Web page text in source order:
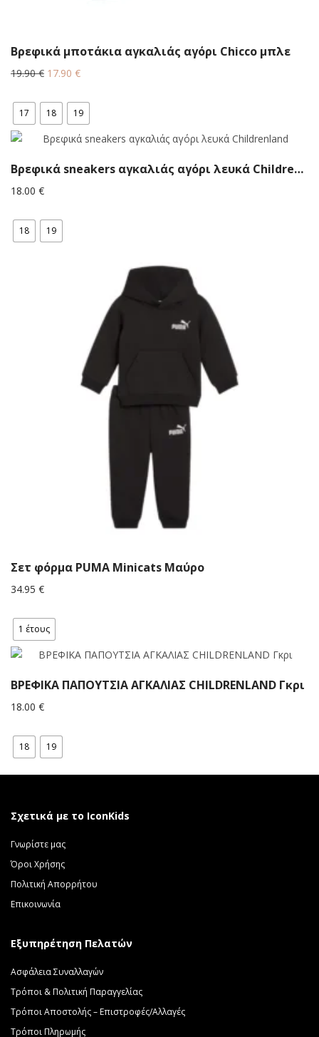
Βρεφικά μποτάκια αγκαλιάς αγόρι Chicco μπλε
19.90€ Original
was:
19.90 €.
17.90 €Η
τιμή
είναι:
17.90 €.
17 18 19
Bρεφικά sneakers αγκαλιάς αγόρι λευκά Childrenland
18.00 €
18 19
Σετ φόρμα PUMA Minicats Μαύρο
34.95 €
1 έτους
ΒΡΕΦΙΚΑ ΠΑΠΟΥΤΣΙΑ ΑΓΚΑΛΙΑΣ CHILDRENLAND Γκρι
18.00 €
18 19
Σχετικά με το IconKids
Γνωρίστε μας
Όροι Χρήσης
Πολιτική Απορρήτου
Επικοινωνία
Εξυπηρέτηση Πελατών
Ασφάλεια Συναλλαγών
Τρόποι & Πολιτική Παραγγελίας
Τρόποι Αποστολής – Επιστροφές/Αλλαγές
Τρόποι Πληρωμής